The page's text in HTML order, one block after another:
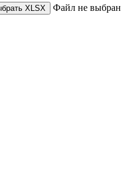
XLSX Файл не выбран